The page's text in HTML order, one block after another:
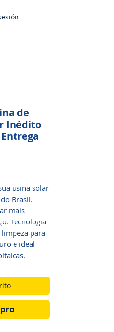
de
Inédito
usina solar
Brasil.
mais
Tecnologia
para
e ideal